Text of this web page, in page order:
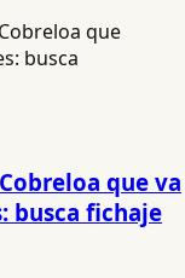
que va
busca fichaje